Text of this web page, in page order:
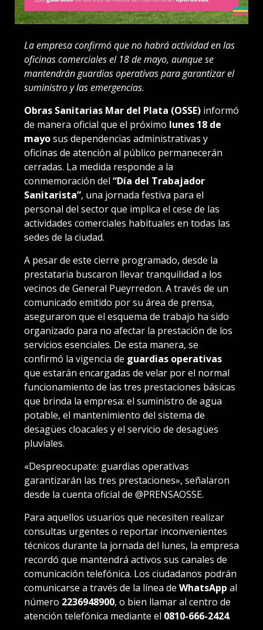
La empresa confirmó que no habrá actividad en las
oficinas comerciales el 18 de mayo, aunque se
mantendrán guardias operativas para garantizar el
suministro y las emergencias.
Obras Sanitarias Mar del Plata (OSSE) informó
de manera oficial que el próximo lunes 18 de
mayosus dependencias administrativas y
oficinas de atención al público permanecerán
cerradas. La medida responde a la
conmemoración del “Día del Trabajador
Sanitarista”, una jornada festiva para el
personal del sector que implica el cese de las
actividades comerciales habituales en todas las
sedes de la ciudad.
A pesar de este cierre programado, desde la
prestataria buscaron llevar tranquilidad a los
vecinos de General Pueyrredon. A través de un
comunicado emitido por su área de prensa,
aseguraron que el esquema de trabajo ha sido
organizado para no afectar la prestación de los
servicios esenciales. De esta manera, se
confirmó la vigencia de guardias operativas
que estarán encargadas de velar por el normal
funcionamiento de las tres prestaciones básicas
que brinda la empresa: el suministro de agua
potable, el mantenimiento del sistema de
desagües cloacales y el servicio de desagües
pluviales.
«Despreocupate: guardias operativas
garantizarán las tres prestaciones», señalaron
desde la cuenta oficial de @PRENSAOSSE.
Para aquellos usuarios que necesiten realizar
consultas urgentes o reportar inconvenientes
técnicos durante la jornada del lunes, la empresa
recordó que mantendrá activos sus canales de
comunicación telefónica. Los ciudadanos podrán
comunicarse a través de la línea de WhatsApp al
número 2236948900, o bien llamar al centro de
atención telefónica mediante el 0810-666-2424.